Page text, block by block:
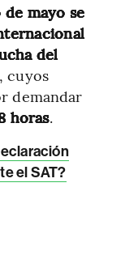
mayo se
del
, cuyos
demandar
horas.
el SAT?